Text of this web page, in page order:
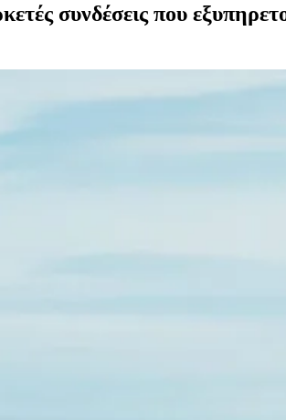
συνδέσεις που